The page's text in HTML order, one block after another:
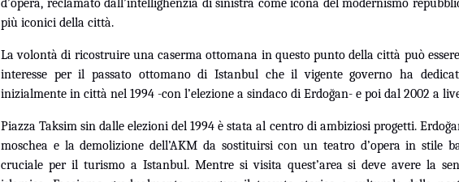
d’opera, reclamato dall’intellighenzia di sinistra come icona del modernismo
più iconici della città.
La volontà di ricostruire una caserma ottomana in questo punto della città può
interesse per il passato ottomano di Istanbul che il vigente governo ha
inizialmente in città nel 1994 -con l’elezione a sindaco di Erdoğan- e poi dal 2002 a
Piazza Taksim sin dalle elezioni del 1994 è stata al centro di ambiziosi progetti.
moschea e la demolizione dell’AKM da sostituirsi con un teatro d’opera in stile
cruciale per il turismo a Istanbul. Mentre si visita quest’area si deve avere la